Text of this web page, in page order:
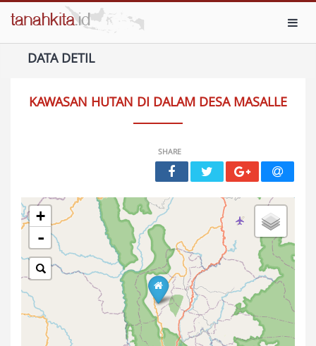
DATA DETIL
KAWASAN HUTAN DI DALAM DESA MASALLE
SHARE
+
-